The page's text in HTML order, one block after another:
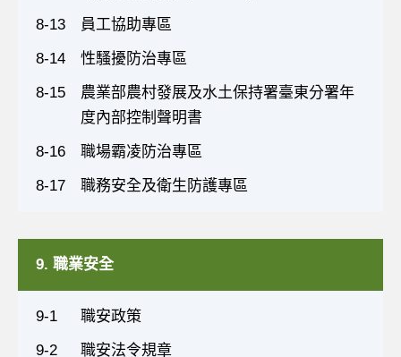
8-13
員工協助專區
8-14
性騷擾防治專區
8-15
農業部農村發展及水土保持署臺東分署年
度內部控制聲明書
8-16
職場霸凌防治專區
8-17
職務安全及衛生防護專區
9. 職業安全
9-1
職安政策
9-2
職安法令規章